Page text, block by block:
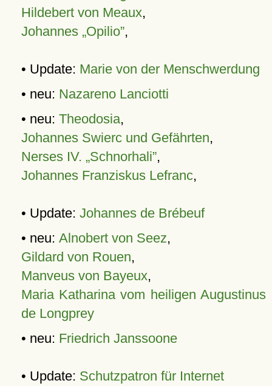
Hildebert von Meaux,
Johannes „Opilio”,
• Update: Marie von der Menschwerdung
• neu: Nazareno Lanciotti
• neu: Theodosia,
Johannes Swierc und Gefährten,
Nerses IV. „Schnorhali”,
Johannes Franziskus Lefranc,
• Update: Johannes de Brébeuf
• neu: Alnobert von Seez,
Gildard von Rouen,
Manveus von Bayeux,
Maria Katharina vom heiligen Augustinus
de Longprey
• neu: Friedrich Janssoone
• Update: Schutzpatron für Internet